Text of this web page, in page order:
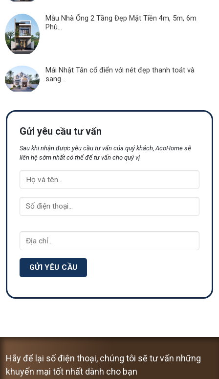
Mẫu Nhà Ống 2 Tầng Đẹp Mặt Tiền 4m, 5m, 6m
Phù...
Mái Nhật Tân cổ điển với nét đẹp thanh toát và
sang...
Gửi yêu cầu tư vấn
Sau khi nhận được yêu cầu tư vấn của quý khách, AcoHome sẽ
liên hệ sớm nhất có thể để tư vấn cho quý vị
Hãy để lại số điện thoại, chúng tôi sẽ tư vấn những
khuyến mại tốt nhất dành cho bạn